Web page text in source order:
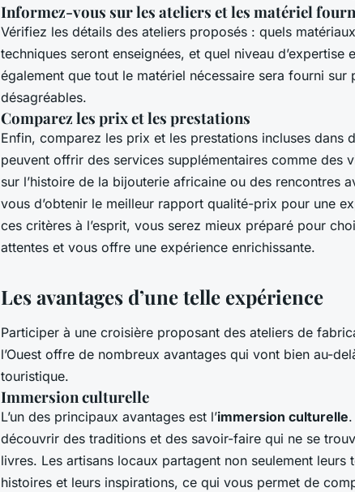
Informez-vous sur les ateliers et les matériel
Vérifiez les détails des ateliers proposés : quels
techniques seront enseignées, et quel niveau d’expertise
également que tout le matériel nécessaire sera fourni
désagréables.
Comparez les prix et les prestations
Enfin, comparez les prix et les prestations incluses dans
peuvent offrir des services supplémentaires comme des
sur l’histoire de la bijouterie africaine ou des rencontres
vous d’obtenir le meilleur rapport qualité-prix pour une
ces critères à l’esprit, vous serez mieux préparé pour
attentes et vous offre une expérience enrichissante.
Les avantages d’une telle expérience
Participer à une croisière proposant des ateliers de
l’Ouest offre de nombreux avantages qui vont bien au-
touristique.
Immersion culturelle
L’un des principaux avantages est l’immersion culturelle
découvrir des traditions et des savoir-faire qui ne se
livres. Les artisans locaux partagent non seulement leurs
histoires et leurs inspirations, ce qui vous permet de